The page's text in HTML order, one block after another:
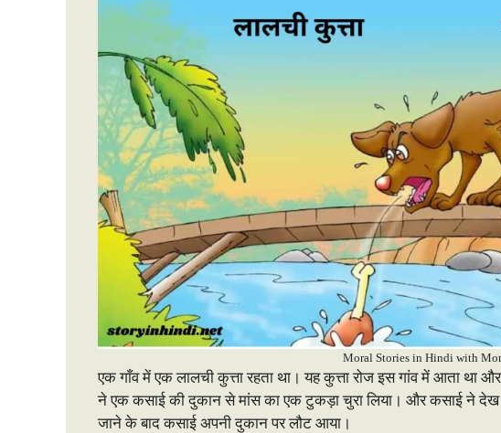
Moral Stories in Hindi with
एक गाँव में एक लालची कुत्ता रहता था। यह कुत्ता रोज इस गांव में आता
ने एक कसाई की दुकान से मांस का एक टुकड़ा चुरा लिया। और कसाई ने
जाने के बाद कसाई अपनी दुकान पर लौट आया।